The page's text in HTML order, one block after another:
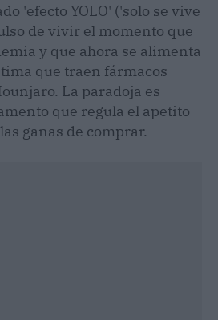
'efecto YOLO' ('solo se vive
de vivir el momento que
y que ahora se alimenta
que traen fármacos
La paradoja es
que regula el apetito
ganas de comprar.